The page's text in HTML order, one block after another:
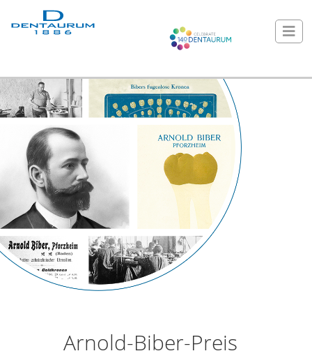
Arnold-Biber-Preis